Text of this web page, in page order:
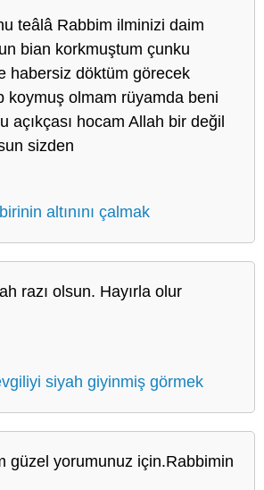
teâlâ Rabbim ilminizi daim
bian korkmuştum çunku
habersiz döktüm görecek
koymuş olmam rüyamda beni
açıkçası hocam Allah bir değil
sizden
altınını çalmak
razı olsun. Hayırla olur
siyah giyinmiş görmek
güzel yorumunuz için.Rabbimin